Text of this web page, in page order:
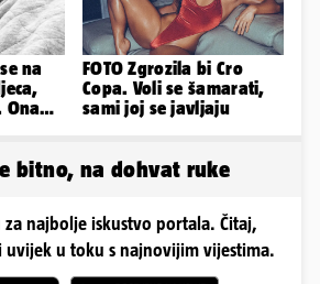
na
Ona
FOTO Zgrozila bi Cro
Copa. Voli se šamarati,
sami joj se javljaju
bitno, na dohvat ruke
najbolje iskustvo portala. Čitaj,
u toku s najnovijim vijestima.